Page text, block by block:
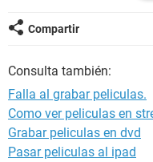
Saludos.
Compartir
Consulta también:
Falla al grabar peliculas.
Como ver peliculas en
Grabar peliculas en dvd
Pasar peliculas al ipad